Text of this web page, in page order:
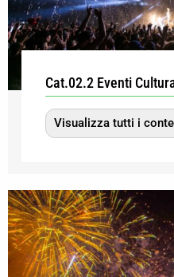
Cat.02.2 Eventi
Visualizza tutti i